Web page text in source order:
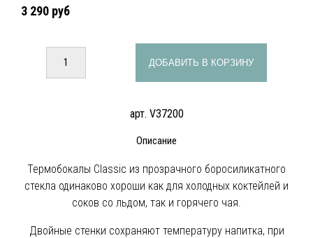
3 290 руб
ДОБАВИТЬ В КОРЗИНУ
арт. V37200
Описание
Термобокалы Classic из прозрачного боросиликатного
стекла одинаково хороши как для холодных коктейлей и
соков со льдом, так и горячего чая.
Двойные стенки сохраняют температуру напитка, при